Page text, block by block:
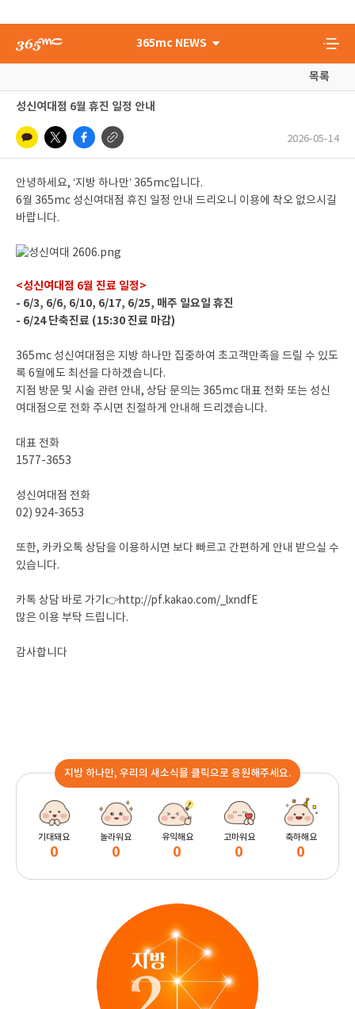
365mc NEWS
목록
성신여대점 6월 휴진 일정 안내
2026-05-14
안녕하세요, ‘지방 하나만’ 365mc입니다.
6월 365mc 성신여대점 휴진 일정 안내 드리오니 이용에 착오 없으시길
바랍니다.
<성신여대점 6월 진료 일정>
- 6/3, 6/6, 6/10, 6/17, 6/25, 매주 일요일 휴진
- 6/24 단축진료 (15:30 진료 마감)
365mc 성신여대점은 지방 하나만 집중하여 초고객만족을 드릴 수 있도
록 6월에도 최선을 다하겠습니다.
지점 방문 및 시술 관련 안내, 상담 문의는 365mc 대표 전화 또는 성신
여대점으로 전화 주시면 친절하게 안내해 드리겠습니다.
대표 전화
1577-3653
성신여대점 전화
02) 924-3653
또한, 카카오톡 상담을 이용하시면 보다 빠르고 간편하게 안내 받으실 수
있습니다.
카톡 상담 바로 가기👉http://pf.kakao.com/_lxndfE
많은 이용 부탁 드립니다.
감사합니다
지방 하나만, 우리의 새소식을 클릭으로 응원해주세요.
기대돼요
0
놀라워요
0
유익해요
0
고마워요
0
축하해요
0